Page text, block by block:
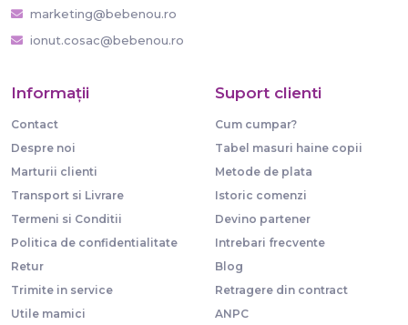
marketing@bebenou.ro
ionut.cosac@bebenou.ro
Informaţii
Contact
Despre noi
Marturii clienti
Transport si Livrare
Termeni si Conditii
Politica de confidentialitate
Retur
Trimite in service
Utile mamici
Suport clienti
Cum cumpar?
Tabel masuri haine copii
Metode de plata
Istoric comenzi
Devino partener
Intrebari frecvente
Blog
Retragere din contract
ANPC